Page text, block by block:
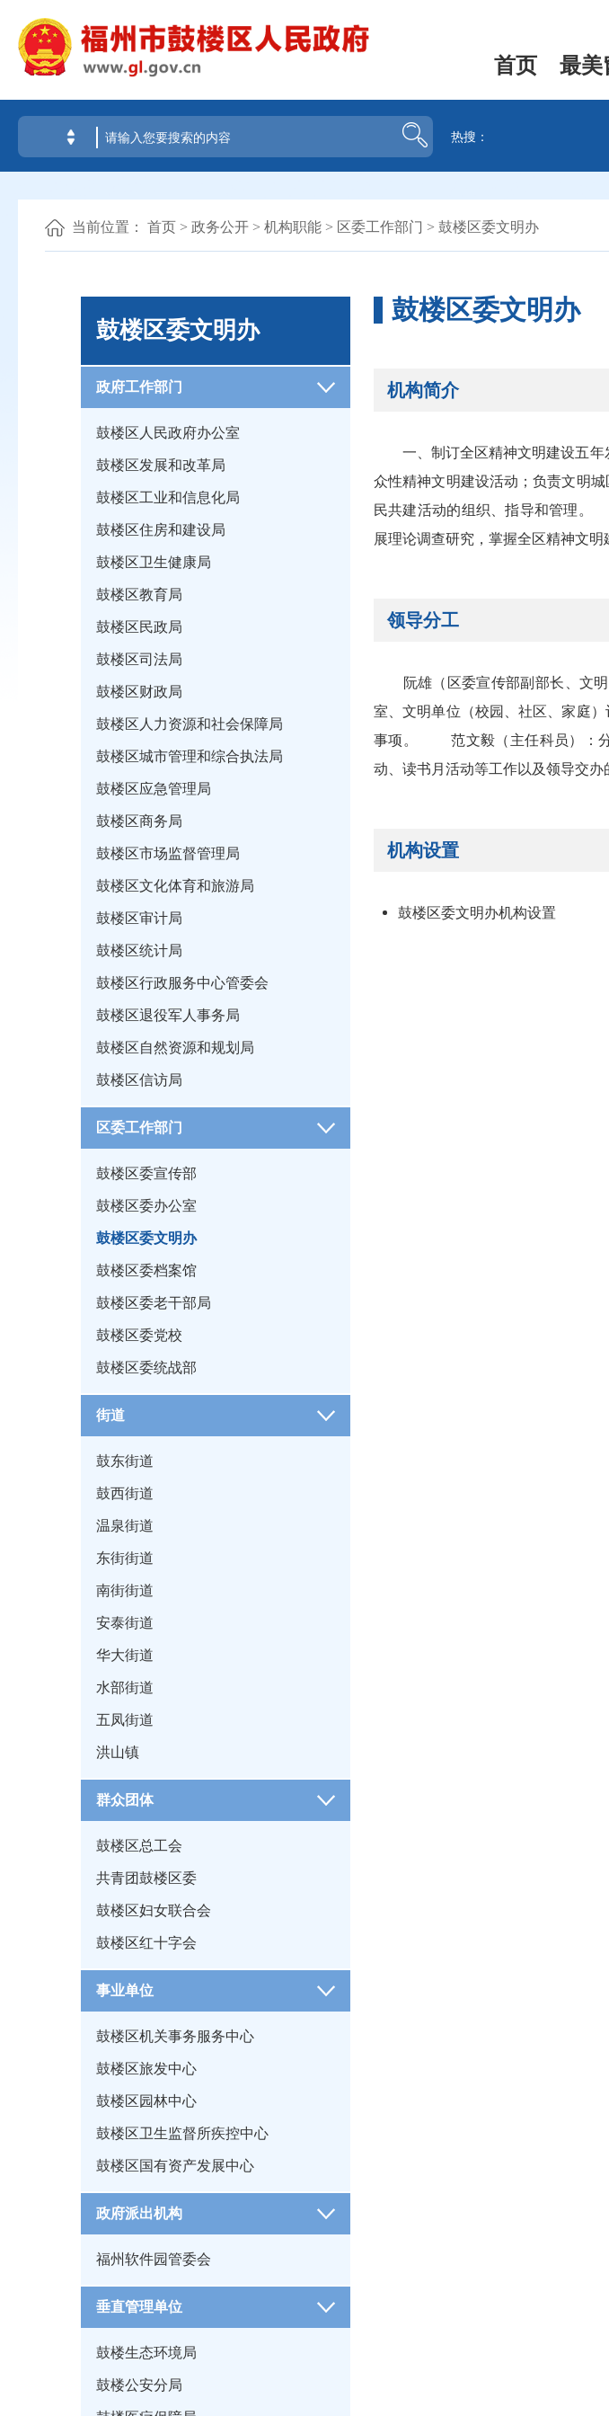
首页 最美
热搜：
当前位置： 首页 > 政务公开 > 机构职能 > 区委工作部门 > 鼓楼区委文明办
鼓楼区委文明办
政府工作部门
鼓楼区人民政府办公室
鼓楼区发展和改革局
鼓楼区工业和信息化局
鼓楼区住房和建设局
鼓楼区卫生健康局
鼓楼区教育局
鼓楼区民政局
鼓楼区司法局
鼓楼区财政局
鼓楼区人力资源和社会保障局
鼓楼区城市管理和综合执法局
鼓楼区应急管理局
鼓楼区商务局
鼓楼区市场监督管理局
鼓楼区文化体育和旅游局
鼓楼区审计局
鼓楼区统计局
鼓楼区行政服务中心管委会
鼓楼区退役军人事务局
鼓楼区自然资源和规划局
鼓楼区信访局
区委工作部门
鼓楼区委宣传部
鼓楼区委办公室
鼓楼区委文明办
鼓楼区委档案馆
鼓楼区委老干部局
鼓楼区委党校
鼓楼区委统战部
街道
鼓东街道
鼓西街道
温泉街道
东街街道
南街街道
安泰街道
华大街道
水部街道
五凤街道
洪山镇
群众团体
鼓楼区总工会
共青团鼓楼区委
鼓楼区妇女联合会
鼓楼区红十字会
事业单位
鼓楼区机关事务服务中心
鼓楼区旅发中心
鼓楼区园林中心
鼓楼区卫生监督所疾控中心
鼓楼区国有资产发展中心
政府派出机构
福州软件园管委会
垂直管理单位
鼓楼生态环境局
鼓楼公安分局
鼓楼区委文明办
机构简介
一、制订全区精神文明建设五年
众性精神文明建设活动；负责文明
民共建活动的组织、指导和管理
展理论调查研究，掌握全区精神文
领导分工
阮雄（区委宣传部副部长、文
室、文明单位（校园、社区、家庭
事项。 范文毅（主任科员）：分
动、读书月活动等工作以及领导
机构设置
鼓楼区委文明办机构设置